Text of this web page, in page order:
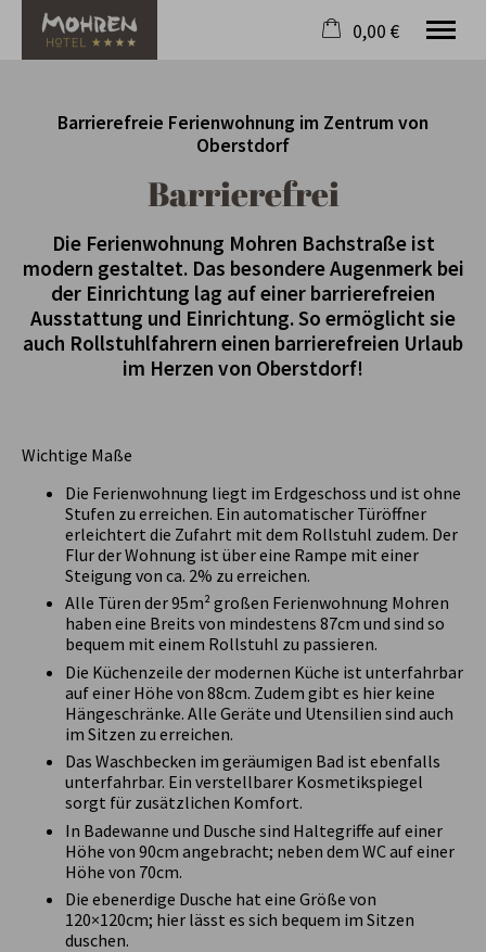
2 Erwachsene
Ferienwohnung
Bergbahnen inklusive
Hotel Mohren
0,00 €
Barrierefreie Ferienwohnung im Zentrum von
Oberstdorf
Barrierefrei
Die Ferienwohnung Mohren Bachstraße ist
modern gestaltet. Das besondere Augenmerk bei
der Einrichtung lag auf einer barrierefreien
Ausstattung und Einrichtung. So ermöglicht sie
auch Rollstuhlfahrern einen barrierefreien Urlaub
im Herzen von Oberstdorf!
Wichtige Maße
Die Ferienwohnung liegt im Erdgeschoss und ist ohne
Stufen zu erreichen. Ein automatischer Türöffner
erleichtert die Zufahrt mit dem Rollstuhl zudem. Der
Flur der Wohnung ist über eine Rampe mit einer
Steigung von ca. 2% zu erreichen.
Alle Türen der 95m² großen Ferienwohnung Mohren
haben eine Breits von mindestens 87cm und sind so
bequem mit einem Rollstuhl zu passieren.
Die Küchenzeile der modernen Küche ist unterfahrbar
auf einer Höhe von 88cm. Zudem gibt es hier keine
Hängeschränke. Alle Geräte und Utensilien sind auch
im Sitzen zu erreichen.
Das Waschbecken im geräumigen Bad ist ebenfalls
unterfahrbar. Ein verstellbarer Kosmetikspiegel
sorgt für zusätzlichen Komfort.
In Badewanne und Dusche sind Haltegriffe auf einer
Höhe von 90cm angebracht; neben dem WC auf einer
Höhe von 70cm.
Die ebenerdige Dusche hat eine Größe von
120×120cm; hier lässt es sich bequem im Sitzen
duschen.